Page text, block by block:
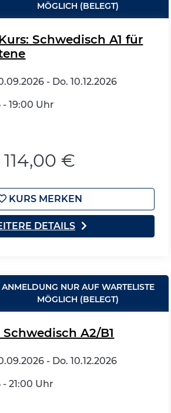
MÖGLICH (BELEGT)
Schwedisch A1 für
- Do. 10.12.2026
- 19:00 Uhr
114,00 €
KURS MERKEN
DETAILS
ANMELDUNG NUR AUF WARTELISTE
MÖGLICH (BELEGT)
A2/B1
- Do. 10.12.2026
- 21:00 Uhr